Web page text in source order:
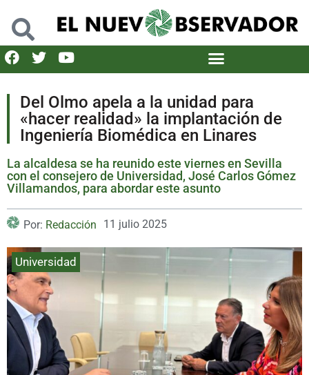
Del Olmo apela a la unidad para
«hacer realidad» la implantación de
Ingeniería Biomédica en Linares
La alcaldesa se ha reunido este viernes en Sevilla
con el consejero de Universidad, José Carlos Gómez
Villamandos, para abordar este asunto
Por: Redacción 11 julio 2025
Universidad